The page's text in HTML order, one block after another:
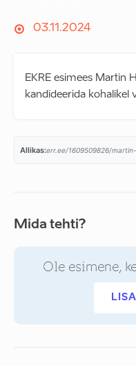
03.11.2024
EKRE esimees Martin
kandideerida kohalikel
Allikas:
Mida tehti?
Ole esimene,